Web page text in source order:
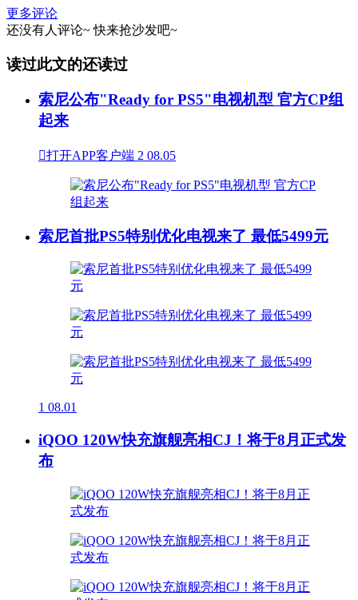
更多评论
还没有人评论~ 快来抢沙发吧~
读过此文的还读过
索尼公布"Ready for PS5"电视机型 官方CP组
起来
打开APP客户端 2 08.05
索尼首批PS5特别优化电视来了 最低5499元
1 08.01
iQOO 120W快充旗舰亮相CJ！将于8月正式发
布